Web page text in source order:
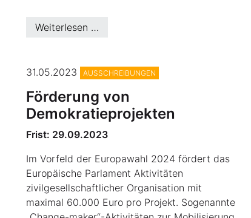
Weiterlesen …
31.05.2023 AUSSCHREIBUNGEN
Förderung von
Demokratieprojekten
Frist: 29.09.2023
Im Vorfeld der Europawahl 2024 fördert das
Europäische Parlament Aktivitäten
zivilgesellschaftlicher Organisation mit
maximal 60.000 Euro pro Projekt. Sogenannte